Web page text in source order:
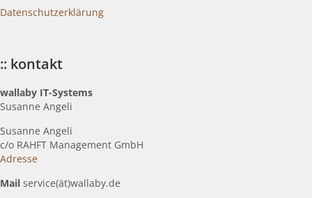
Datenschutzerklärung
:: kontakt
wallaby IT-Systems
Susanne Angeli
Susanne Angeli
c/o RAHFT Management GmbH
Adresse
Mail service(ät)wallaby.de